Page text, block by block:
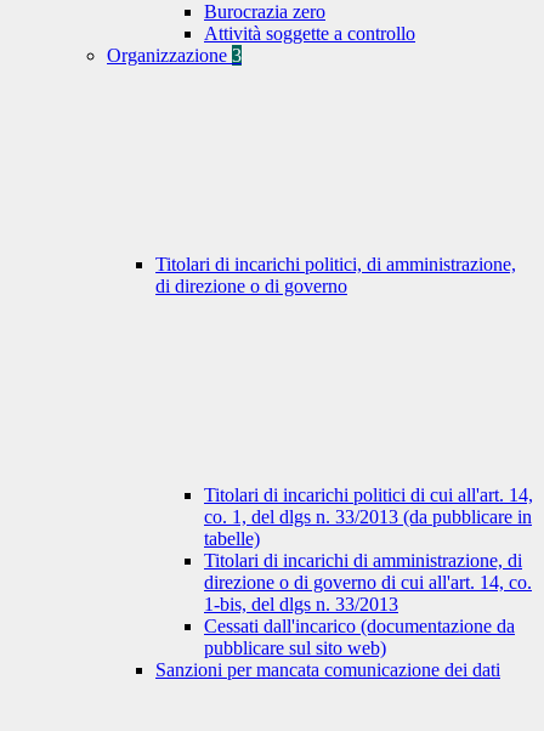
Burocrazia zero
Attività soggette a controllo
Organizzazione 3
Titolari di incarichi politici, di amministrazione,
di direzione o di governo
Titolari di incarichi politici di cui all'art. 14,
co. 1, del dlgs n. 33/2013 (da pubblicare in
tabelle)
Titolari di incarichi di amministrazione, di
direzione o di governo di cui all'art. 14, co.
1-bis, del dlgs n. 33/2013
Cessati dall'incarico (documentazione da
pubblicare sul sito web)
Sanzioni per mancata comunicazione dei dati